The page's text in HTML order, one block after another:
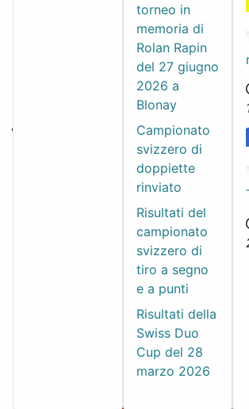
torneo in
memoria di
Rolan Rapin
del 27 giugno
2026 a
Blonay
Campionato
svizzero di
doppiette
rinviato
Risultati del
campionato
svizzero di
tiro a segno
e a punti
Risultati della
Swiss Duo
Cup del 28
marzo 2026